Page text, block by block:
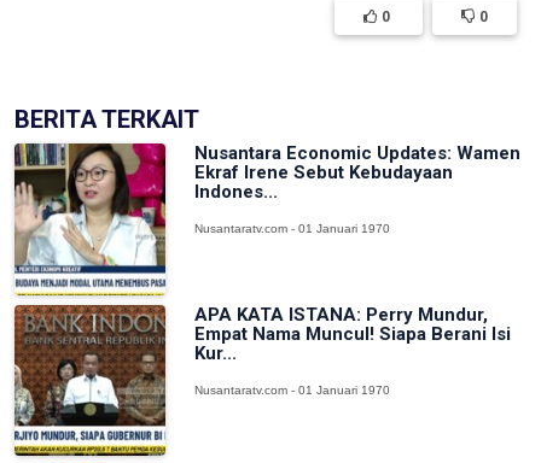
0 0
BERITA TERKAIT
Nusantara Economic Updates: Wamen
Ekraf Irene Sebut Kebudayaan
Indones...
Nusantaratv.com - 01 Januari 1970
APA KATA ISTANA: Perry Mundur,
Empat Nama Muncul! Siapa Berani Isi
Kur...
Nusantaratv.com - 01 Januari 1970